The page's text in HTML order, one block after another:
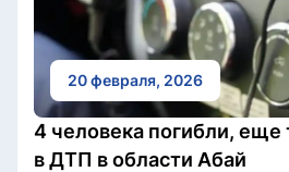
20 февраля, 2026
4 человека погибли, еще
в ДТП в области Абай